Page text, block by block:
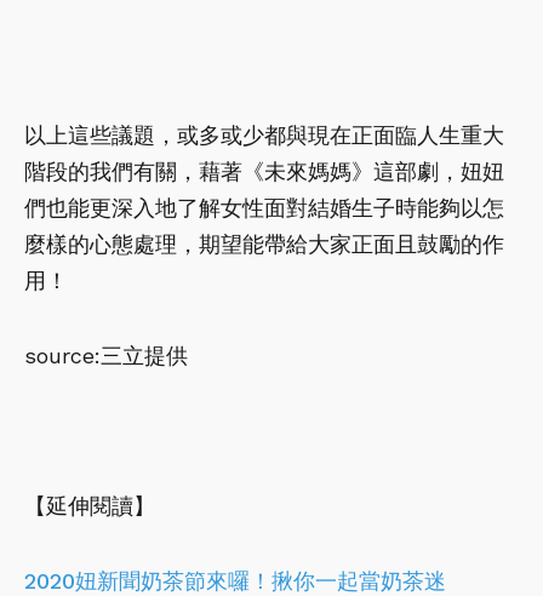
以上這些議題，或多或少都與現在正面臨人生重大
階段的我們有關，藉著《未來媽媽》這部劇，妞妞
們也能更深入地了解女性面對結婚生子時能夠以怎
麼樣的心態處理，期望能帶給大家正面且鼓勵的作
用！
source:三立提供
【延伸閱讀】
2020妞新聞奶茶節來囉！揪你一起當奶茶迷